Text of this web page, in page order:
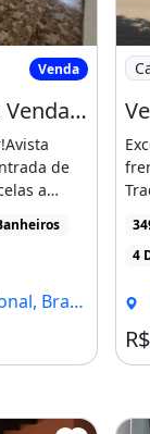
a Venda no
Venda
Ótima Casa a Venda no Setor Tradicional
de
a
- DF
4